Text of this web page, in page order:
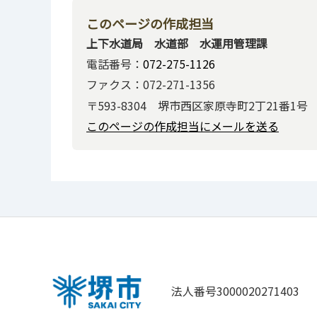
このページの作成担当
上下水道局 水道部 水運用管理課
電話番号： 072-275-1126
ファクス：072-271-1356
〒593-8304 堺市西区家原寺町2丁21番1号
このページの作成担当にメールを送る
法人番号3000020271403